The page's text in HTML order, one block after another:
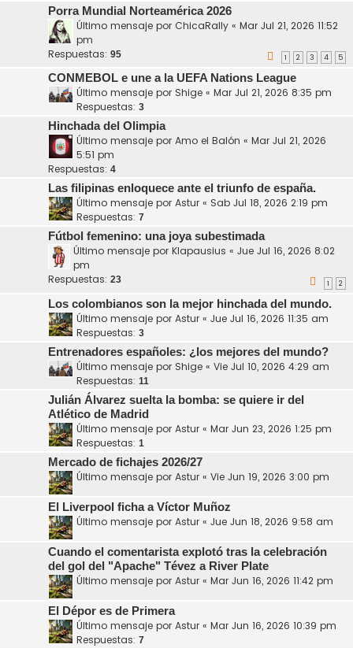
Porra Mundial Norteamérica 2026
Último mensaje por ChicaRally « Mar Jul 21, 2026 11:52
pm
Respuestas: 95 1 2 3 4 5
CONMEBOL e une a la UEFA Nations League
Último mensaje por Shige « Mar Jul 21, 2026 8:35 pm
Respuestas: 3
Hinchada del Olimpia
Último mensaje por Amo el Balón « Mar Jul 21, 2026
5:51 pm
Respuestas: 4
Las filipinas enloquece ante el triunfo de españa.
Último mensaje por Astur « Sab Jul 18, 2026 2:19 pm
Respuestas: 7
Fútbol femenino: una joya subestimada
Último mensaje por Klapausius « Jue Jul 16, 2026 8:02
pm
Respuestas: 23 1 2
Los colombianos son la mejor hinchada del mundo.
Último mensaje por Astur « Jue Jul 16, 2026 11:35 am
Respuestas: 3
Entrenadores españoles: ¿los mejores del mundo?
Último mensaje por Shige « Vie Jul 10, 2026 4:29 am
Respuestas: 11
Julián Álvarez suelta la bomba: se quiere ir del
Atlético de Madrid
Último mensaje por Astur « Mar Jun 23, 2026 1:25 pm
Respuestas: 1
Mercado de fichajes 2026/27
Último mensaje por Astur « Vie Jun 19, 2026 3:00 pm
El Liverpool ficha a Víctor Muñoz
Último mensaje por Astur « Jue Jun 18, 2026 9:58 am
Cuando el comentarista explotó tras la celebración
del gol del "Apache" Tévez a River Plate
Último mensaje por Astur « Mar Jun 16, 2026 11:42 pm
El Dépor es de Primera
Último mensaje por Astur « Mar Jun 16, 2026 10:39 pm
Respuestas: 7